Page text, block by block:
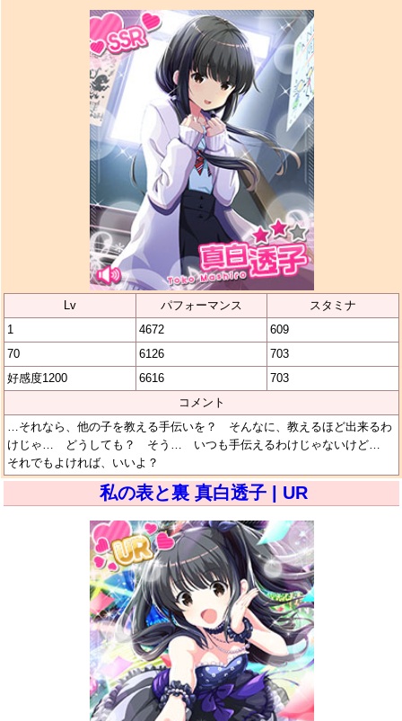
Lv パフォーマンス
スタミナ
1
4672
609
70
6126
703
好感度1200
6616
703
コメント
…それなら、他の子を教える手伝いを？ そんなに、教えるほど出来るわ
けじゃ… どうしても？ そう… いつも手伝えるわけじゃないけど…
それでもよければ、いいよ？
私の表と裏 真白透子 | UR